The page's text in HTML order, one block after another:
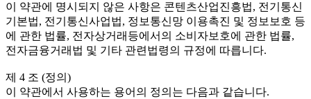
이 약관에 명시되지 않은 사항은 콘텐츠산업진흥법, 전기통신
기본법, 전기통신사업법, 정보통신망 이용촉진 및 정보보호 등
에 관한 법률, 전자상거래등에서의 소비자보호에 관한 법률,
전자금융거래법 및 기타 관련법령의 규정에 따릅니다.
제 4 조 (정의)
이 약관에서 사용하는 용어의 정의는 다음과 같습니다.